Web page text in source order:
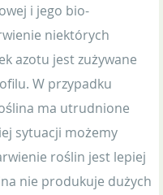
i jego bio-
niektórych
azotu jest zużywane
W przypadku
ma utrudnione
sytuacji możemy
roślin jest lepiej
nie produkuje dużych